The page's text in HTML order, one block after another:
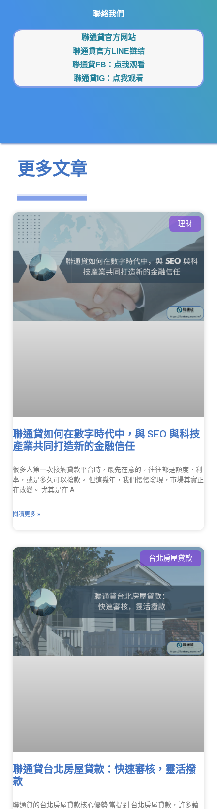
聯絡我們
聯通貸官方网站
聯通貸官方LINE链结
聯通貸FB： 点我观看
聯通貸IG： 点我观看
更多文章
理財
聯通貸如何在數字時代中，與 SEO 與科技
產業共同打造新的金融信任
很多人第一次接觸貸款平台時，最先在意的，往往都是額度、利
率，或是多久可以撥款。 但這幾年，我們慢慢發現，市場其實正
在改變。 尤其是在 A
閱讀更多 »
台北房屋貸款
聯通貸台北房屋貸款：快速審核，靈活撥
款
聯通貸的台北房屋貸款核心優勢 當提到 台北房屋貸款，許多藉